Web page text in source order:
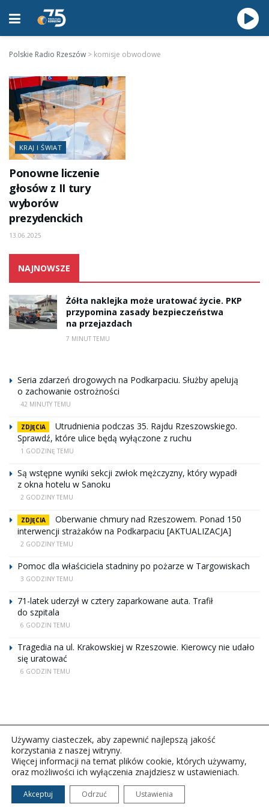
Polskie Radio Rzeszów > komisje obwodowe
KRAJ I ŚWIAT
Ponowne liczenie
głosów z II tury
wyborów
prezydenckich
13.06.2025
NAJNOWSZE
Żółta naklejka może uratować życie. PKP
przypomina zasady bezpieczeństwa
na przejazdach
7 MINUT TEMU
Seria zdarzeń drogowych na Podkarpaciu. Służby apelują
o zachowanie ostrożności
42 MINUTY TEMU
ZDJĘCIA
Utrudnienia podczas 35. Rajdu Rzeszowskiego.
Sprawdź, które ulice będą wyłączone z ruchu
1 GODZINĘ TEMU
Są wstępne wyniki sekcji zwłok mężczyzny, który wypadł
z okna hotelu w Sanoku
2 GODZINY TEMU
ZDJĘCIA
Oberwanie chmury nad Rzeszowem. Ponad 150
interwencji strażaków na Podkarpaciu [AKTUALIZACJA]
2 GODZINY TEMU
Pomoc dla właściciela stadniny po pożarze w Targowiskach
3 GODZINY TEMU
71-latek uderzył w cztery zaparkowane auta. Trafił
do szpitala
6 GODZIN TEMU
Tragedia na ul. Krakowskiej w Rzeszowie. Kierowcy nie udało
się uratować
6 GODZIN TEMU
Copyright © 2026Polskie Radio Rzeszów S.A. w likwidacj.
Wszelkie prawa zastrzeżone.
Używamy ciasteczek, aby zapewnić najlepszą jakość
korzystania z naszej witryny.
Więcej informacji na temat plików cookie, których używamy,
oraz możliwości ich wyłączenia znajdziesz w ustawieniach.
Akceptuj Odrzuć Ustawienia